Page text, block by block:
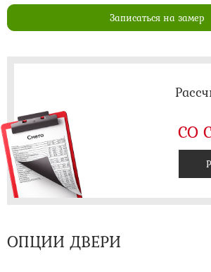
Записаться на замер
СО
ОПЦИИ ДВЕРИ